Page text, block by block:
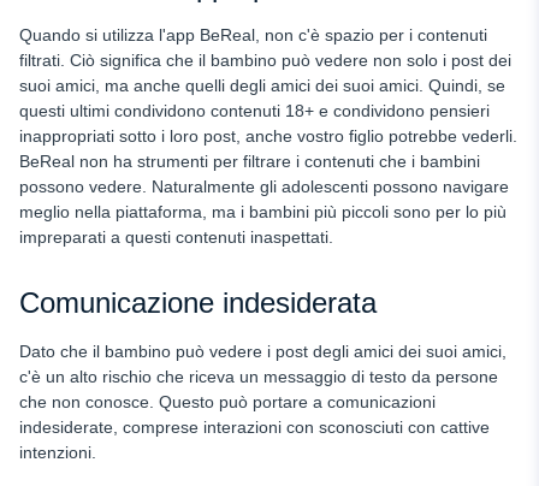
Quando si utilizza l'app BeReal, non c'è spazio per i contenuti
filtrati. Ciò significa che il bambino può vedere non solo i post dei
suoi amici, ma anche quelli degli amici dei suoi amici. Quindi, se
questi ultimi condividono contenuti 18+ e condividono pensieri
inappropriati sotto i loro post, anche vostro figlio potrebbe vederli.
BeReal non ha strumenti per filtrare i contenuti che i bambini
possono vedere. Naturalmente gli adolescenti possono navigare
meglio nella piattaforma, ma i bambini più piccoli sono per lo più
impreparati a questi contenuti inaspettati.
Comunicazione indesiderata
Dato che il bambino può vedere i post degli amici dei suoi amici,
c'è un alto rischio che riceva un messaggio di testo da persone
che non conosce. Questo può portare a comunicazioni
indesiderate, comprese interazioni con sconosciuti con cattive
intenzioni.